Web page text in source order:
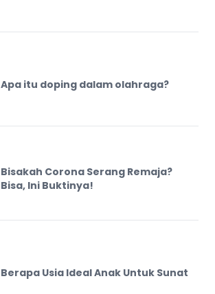
Apa itu doping dalam olahraga?
Bisakah Corona Serang Remaja?
Bisa, Ini Buktinya!
Berapa Usia Ideal Anak Untuk Sunat